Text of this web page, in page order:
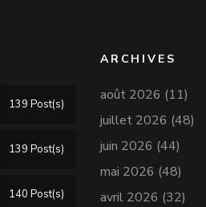
139 Post(s)
139 Post(s)
140 Post(s)
ARCHIVES
août 2026 (11)
juillet 2026 (48)
juin 2026 (44)
mai 2026 (48)
avril 2026 (32)